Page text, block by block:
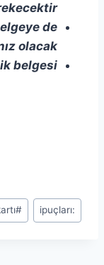
de
olacak
belgesi
:
ipuçları
#Kredi